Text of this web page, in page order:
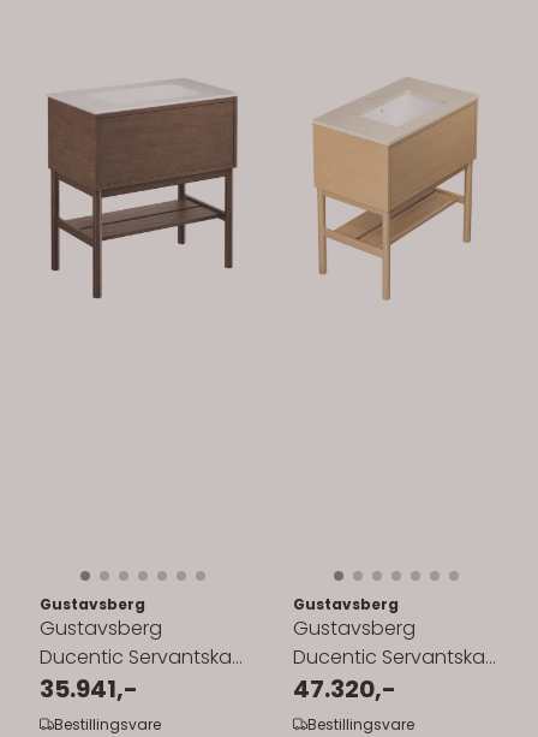
Gustavsberg
Gustavsberg
Ducentic Servantskap
80 cm med
35.941,-
Bestillingsvare
Gustavsberg
Gustavsberg
Ducentic Servantskap
80 cm med
Benramme, Beige
47.320,-
Bestillingsvare